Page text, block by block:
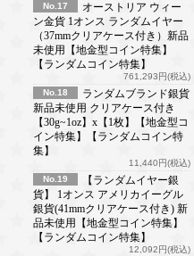
No.17
オーストリア ウィー
ン金貨 1オンス ランダムイヤー
（37mmクリアケース付き）新品
未使用【地金型コイン特集】
【ランダムコイン特集】
761,293円(税込)
No.18
ランダムブランド銀貨
新品未使用 クリアケース付き
【30g~1oz】x【1枚】【地金型コ
イン特集】【ランダムコイン特
集】
11,440円(税込)
No.19
【ランダムイヤー銀
貨】 1オンス アメリカイーグル
銀貨(41mmクリアケース付き) 新
品未使用【地金型コイン特集】
【ランダムコイン特集】
12,092円(税込)